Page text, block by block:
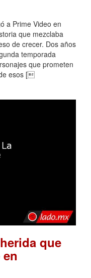
a Prime Video en
que mezclaba
de crecer. Dos años
temporada
que prometen
esos [
que